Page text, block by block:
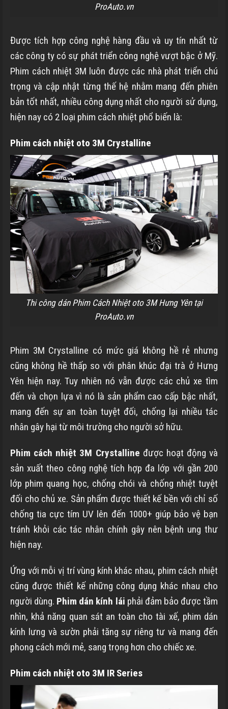
ProAuto.vn
Được tích hợp công nghệ hàng đầu và uy tín nhất từ
các công ty có sự phát triển công nghệ vượt bậc ở Mỹ.
Phim cách nhiệt 3M luôn được các nhà phát triển chú
trọng và cập nhật từng thế hệ nhằm mang đến phiên
bản tốt nhất, nhiều công dụng nhất cho người sử dụng,
hiện nay có 2 loại phim cách nhiệt phổ biến là:
Phim cách nhiệt oto 3M Crystalline
Thi công dán Phim Cách Nhiệt oto 3M Hưng Yên tại
ProAuto.vn
Phim 3M Crystalline có mức giá không hề rẻ nhưng
cũng không hề thấp so với phân khúc đại trà ở Hưng
Yên hiện nay. Tuy nhiên nó vẫn được các chủ xe tìm
đến và chọn lựa vì nó là sản phẩm cao cấp bậc nhất,
mang đến sự an toàn tuyệt đối, chống lại nhiều tác
nhân gây hại từ môi trường cho người sở hữu.
Phim cách nhiệt 3M Crystalline được hoạt động và
sản xuất theo công nghệ tích hợp đa lớp với gần 200
lớp phim quang học, chống chói và chống nhiệt tuyệt
đối cho chủ xe. Sản phẩm được thiết kế bền với chỉ số
chống tia cực tím UV lên đến 1000+ giúp bảo vệ bạn
tránh khỏi các tác nhân chính gây nên bệnh ung thư
hiện nay.
Ứng với mỗi vị trí vùng kính khác nhau, phim cách nhiệt
cũng được thiết kế những công dụng khác nhau cho
người dùng. Phim dán kính lái phải đảm bảo được tầm
nhìn, khả năng quan sát an toàn cho tài xế, phim dán
kính lưng và sườn phải tăng sự riêng tư và mang đến
phong cách mới mẻ, sang trọng hơn cho chiếc xe.
Phim cách nhiệt oto 3M IR Series